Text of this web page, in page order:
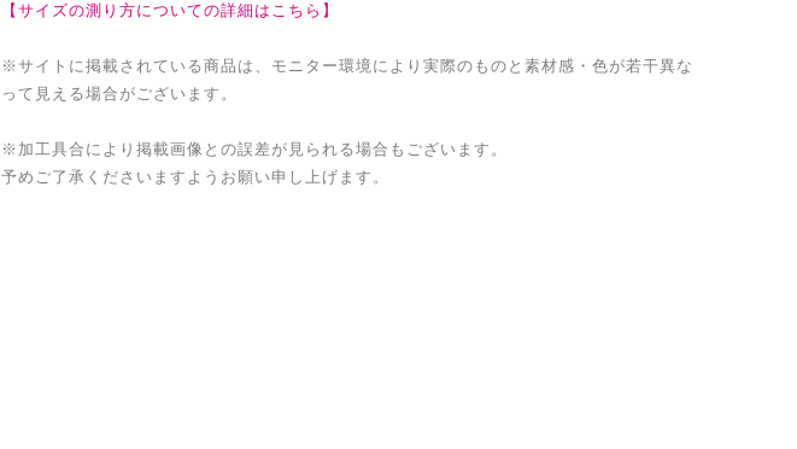
【サイズの測り方についての詳細はこちら】
※サイトに掲載されている商品は、モニター環境により実際のものと素材感・色が若干異な
って見える場合がございます。
※加工具合により掲載画像との誤差が見られる場合もございます。
予めご了承くださいますようお願い申し上げます。